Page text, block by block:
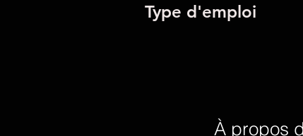
Type d'emploi
À propos